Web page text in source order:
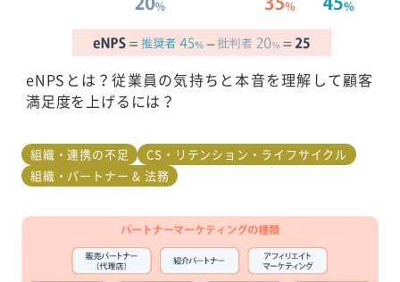
eNPSとは？従業員の気持ちと本音を理解して顧客
満足度を上げるには？
組織・連携の不足
CS・リテンション・ライフサイクル
組織・パートナー & 法務